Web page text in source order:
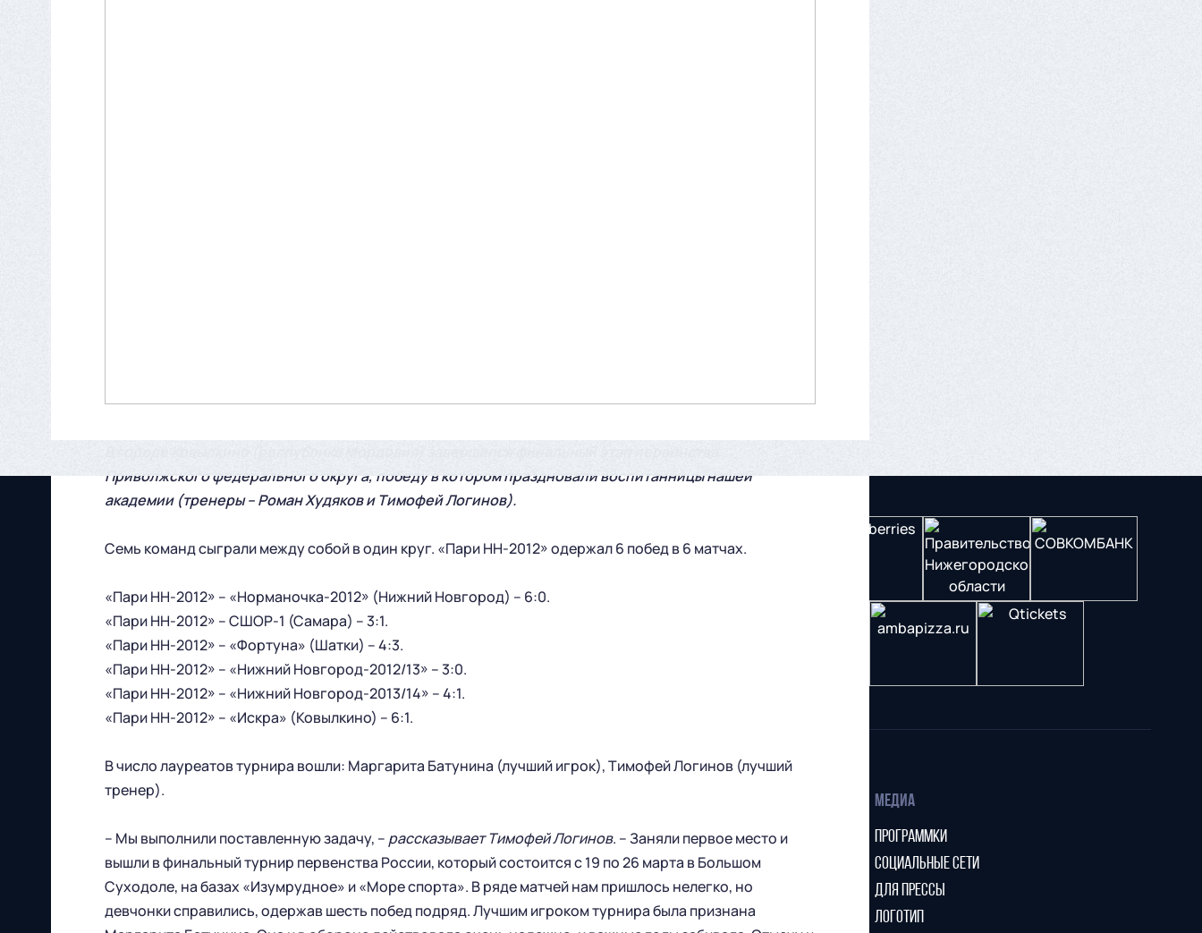
Приволжского федерального округа, победу в котором праздновали воспитанницы нашей
академии (тренеры – Роман Худяков и Тимофей Логинов).
Семь команд сыграли между собой в один круг. «Пари НН-2012» одержал 6 побед в 6 матчах.
«Пари НН-2012» – «Норманочка-2012» (Нижний Новгород) – 6:0.
«Пари НН-2012» – СШОР-1 (Самара) – 3:1.
«Пари НН-2012» – «Фортуна» (Шатки) – 4:3.
«Пари НН-2012» – «Нижний Новгород-2012/13» – 3:0.
«Пари НН-2012» – «Нижний Новгород-2013/14» – 4:1.
«Пари НН-2012» – «Искра» (Ковылкино) – 6:1.
В число лауреатов турнира вошли: Маргарита Батунина (лучший игрок), Тимофей Логинов (лучший
тренер).
– Мы выполнили поставленную задачу, – рассказывает Тимофей Логинов. – Заняли первое место и
вышли в финальный турнир первенства России, который состоится с 19 по 26 марта в Большом
Суходоле, на базах «Изумрудное» и «Море спорта». В ряде матчей нам пришлось нелегко, но
девчонки справились, одержав шесть побед подряд. Лучшим игроком турнира была признана
"Нижний Новгород" 2026
Все права защищены
НОВОСТИ
СТАДИОН
МАГАЗИН
КАЛЕНДАРЬ
СТАТИСТИКА
ТАБЛИЦА
МЕДИА
ПРОГРАММКИ
СОЦИАЛЬНЫЕ СЕТИ
ДЛЯ ПРЕССЫ
ЛОГОТИП